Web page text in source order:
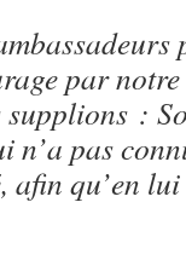
par
:
pas
afin qu’en